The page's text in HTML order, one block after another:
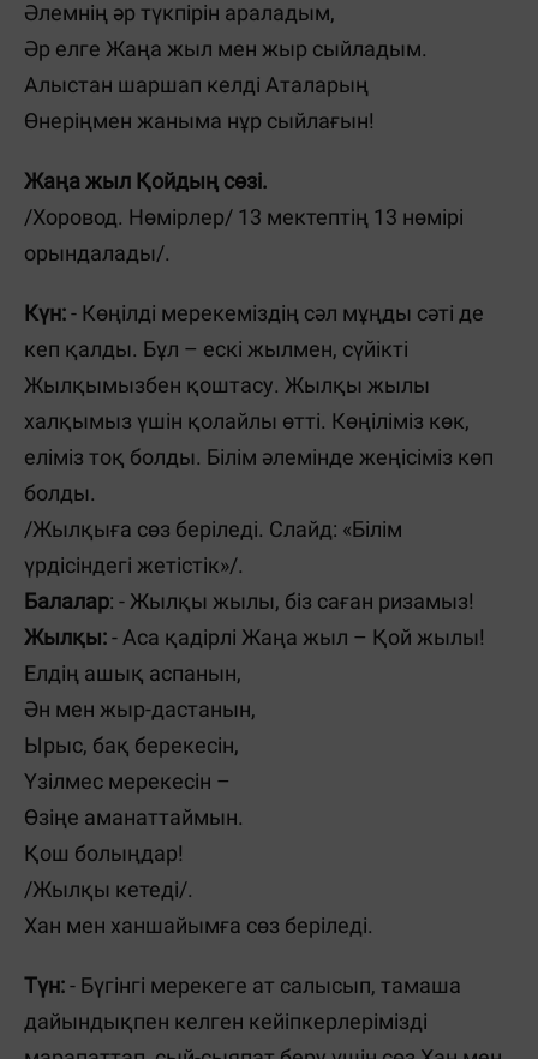
Әлемнің әр түкпірін араладым,
Әр елге Жаңа жыл мен жыр сыйладым.
Алыстан шаршап келді Аталарың
Өнеріңмен жаныма нұр сыйлағын!
Жаңа жыл Қойдың сөзі.
/Хоровод. Нөмірлер/ 13 мектептің 13 нөмірі
орындалады/.
Күн:- Көңілді мерекеміздің сәл мұңды сәті де
кеп қалды. Бұл – ескі жылмен, сүйікті
Жылқымызбен қоштасу. Жылқы жылы
халқымыз үшін қолайлы өтті. Көңіліміз көк,
еліміз тоқ болды. Білім әлемінде жеңісіміз көп
болды.
/Жылқыға сөз беріледі. Слайд: «Білім
үрдісіндегі жетістік»/.
Балалар: - Жылқы жылы, біз саған ризамыз!
Жылқы:- Аса қадірлі Жаңа жыл – Қой жылы!
Елдің ашық аспанын,
Ән мен жыр-дастанын,
Ырыс, бақ берекесін,
Үзілмес мерекесін –
Өзіңе аманаттаймын.
Қош болыңдар!
/Жылқы кетеді/.
Хан мен ханшайымға сөз беріледі.
Түн:- Бүгінгі мерекеге ат салысып, тамаша
дайындықпен келген кейіпкерлерімізді